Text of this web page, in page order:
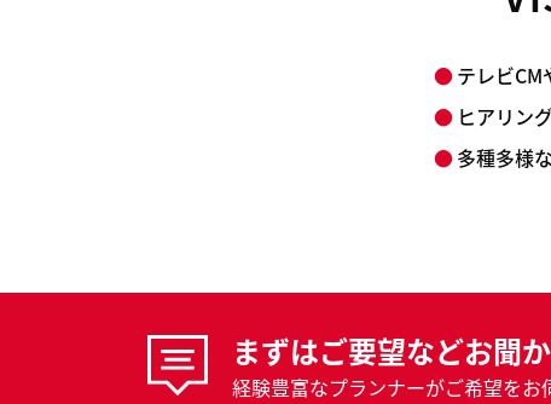
テレビ
ヒアリン
多種多様
まずはご要望などお聞
経験豊富なプランナーがご希望をお